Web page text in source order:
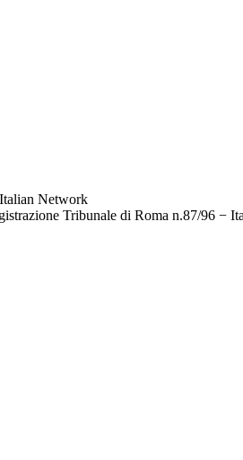
Network
Tribunale di Roma n.87/96 −